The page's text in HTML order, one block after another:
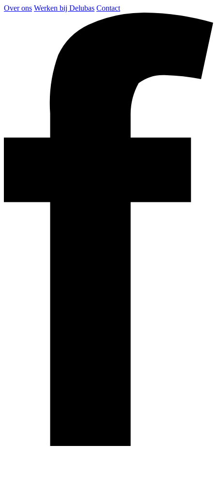
Over ons Werken bij Delubas Contact